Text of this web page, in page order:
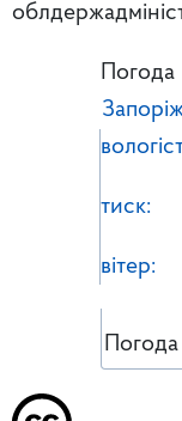
Погода
тиск:
вітер:
Погода